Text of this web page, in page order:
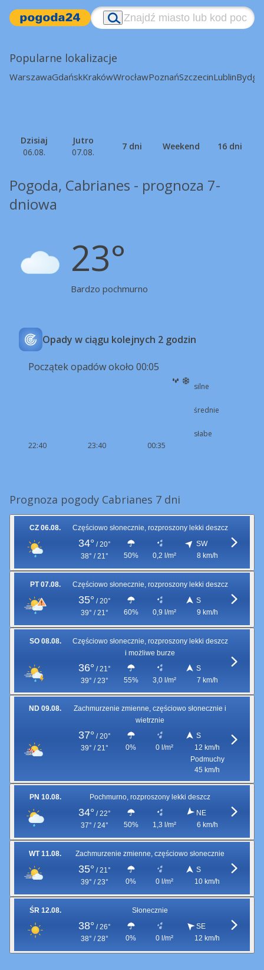
Popularne lokalizacje
WarszawaGdańskKrakówWrocławPoznańSzczecinLublin
Dzisiaj
06.08.
Jutro
07.08.
7 dni Weekend 16 dni
Pogoda, Cabrianes - prognoza 7-
dniowa
23°
Bardzo pochmurno
Opady w ciągu kolejnych 2 godzin
Początek opadów około 00:05
22:40 23:40 00:35
silne
średnie
słabe
Prognoza pogody Cabrianes 7 dni
CZ 06.08. Częściowo słonecznie, rozproszony lekki deszcz
34° / 20°
38° / 21°
50% 0,2 l/m²
SW
8 km/h
PT 07.08. Częściowo słonecznie, rozproszony lekki deszcz
35° / 20°
39° / 21°
60% 0,9 l/m²
S
9 km/h
SO 08.08.
Częściowo słonecznie, rozproszony lekki deszcz
i możliwe burze
36° / 21°
39° / 23°
55% 3,0 l/m²
S
7 km/h
ND 09.08.
Zachmurzenie zmienne, częściowo słonecznie i
wietrznie
37° / 20°
39° / 21°
0% 0 l/m²
S
12 km/h
Podmuchy
45 km/h
PN 10.08. Pochmurno, rozproszony lekki deszcz
34° / 22°
37° / 24°
50% 1,3 l/m²
NE
6 km/h
WT 11.08. Zachmurzenie zmienne, częściowo słonecznie
35° / 21°
39° / 23°
0% 0 l/m²
S
10 km/h
ŚR 12.08. Słonecznie
38° / 26°
38° / 28°
0% 0 l/m²
SE
12 km/h